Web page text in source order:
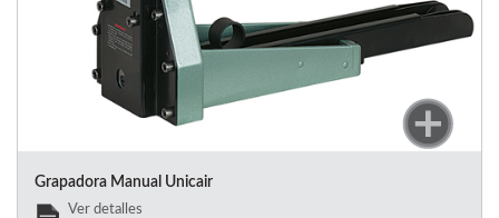
Grapadora Manual Unicair
Ver detalles